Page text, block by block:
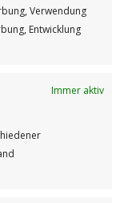
Verwendung
Entwicklung
Immer aktiv
(EU)